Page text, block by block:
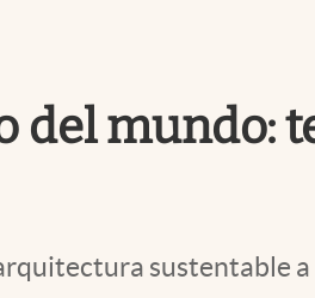
del mundo:
sustentable